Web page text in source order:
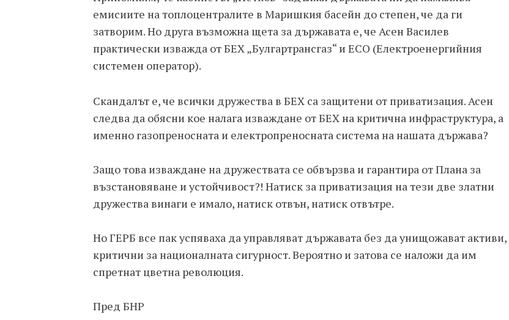
емисиите на топлоцентралите в Маришкия басейн до степен, че да ги
затворим. Но друга възможна щета за държавата е, че Асен Василев
практически изважда от БЕХ „Булгартрансгаз“ и ЕСО (Електроенергийния
системен оператор).
Скандалът е, че всички дружества в БЕХ са защитени от приватизация. Асен
следва да обясни кое налага изваждане от БЕХ на критична инфраструктура, а
именно газопреносната и електропреносната система на нашата държава?
Защо това изваждане на дружествата се обвързва и гарантира от Плана за
възстановяване и устойчивост?! Натиск за приватизация на тези две златни
дружества винаги е имало, натиск отвън, натиск отвътре.
Но ГЕРБ все пак успяваха да управляват държавата без да унищожават активи,
критични за националната сигурност. Вероятно и затова се наложи да им
спретнат цветна революция.
Пред БНР